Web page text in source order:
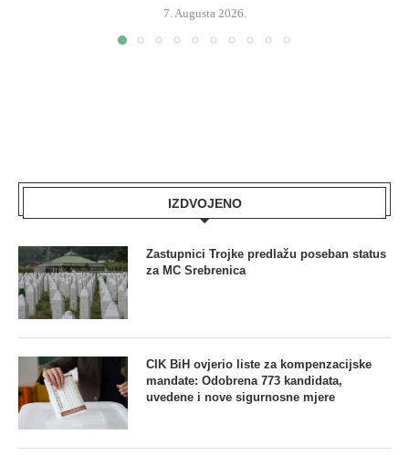
7. Augusta 2026.
IZDVOJENO
Zastupnici Trojke predlažu poseban status
za MC Srebrenica
CIK BiH ovjerio liste za kompenzacijske
mandate: Odobrena 773 kandidata,
uvedene i nove sigurnosne mjere